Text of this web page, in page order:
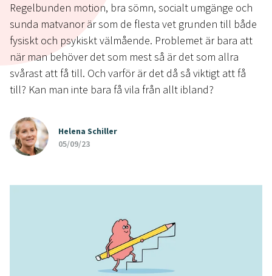
Regelbunden motion, bra sömn, socialt umgänge och
sunda matvanor är som de flesta vet grunden till både
fysiskt och psykiskt välmående. Problemet är bara att
när man behöver det som mest så är det som allra
svårast att få till. Och varför är det då så viktigt att få
till? Kan man inte bara få vila från allt ibland?
Helena Schiller
05/09/23